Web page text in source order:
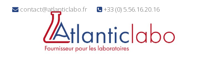
contact@atlanticlabo.fr +33 (0) 5.56.16.20.16